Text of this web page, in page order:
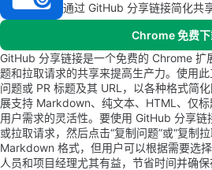
通过 GitHub 分享链接简化共
Chrome 免费
GitHub 分享链接是一个免费的 Chrome 扩
题和拉取请求的共享来提高生产力。使用
问题或 PR 标题及其 URL，以各种格式简
展支持 Markdown、纯文本、HTML、仅
用户需求的灵活性。要使用 GitHub 分享
或拉取请求，然后点击“复制问题”或“复制
Markdown 格式，但用户可以根据需要选
人员和项目经理尤其有益，节省时间并确